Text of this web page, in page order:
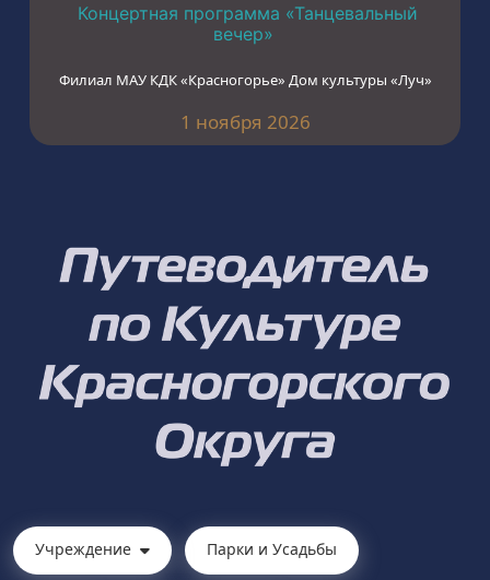
Концертная программа «Танцевальный
вечер»
Филиал МАУ КДК «Красногорье» Дом культуры «Луч»
1 ноября 2026
Учреждение Парки и Усадьбы